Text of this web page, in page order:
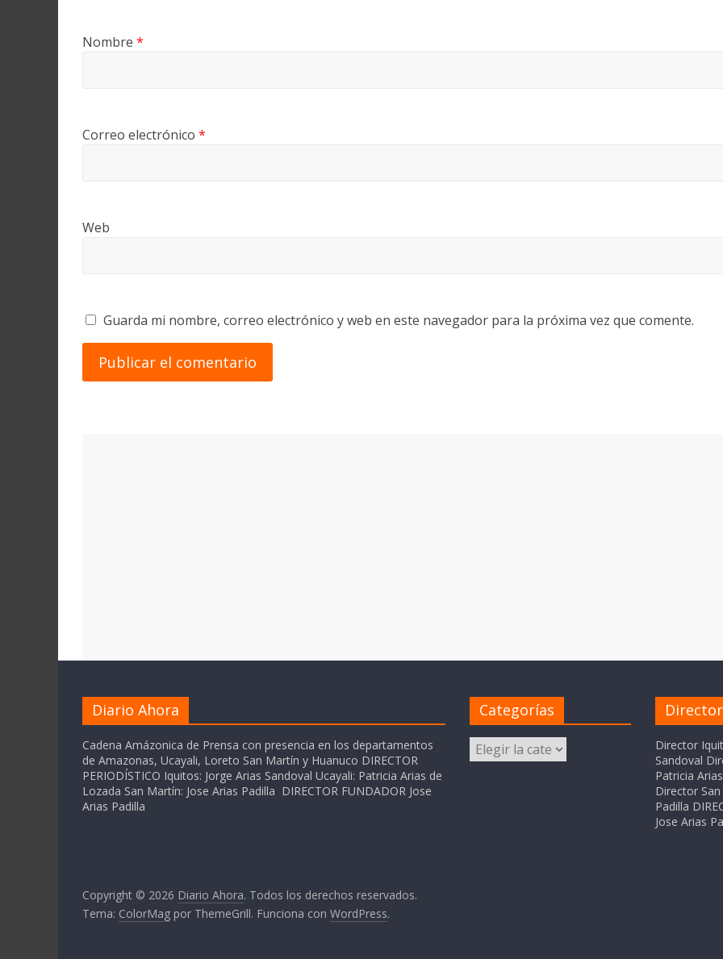
Nombre *
Correo electrónico *
Web
Guarda mi nombre, correo electrónico y web en este navegador para la próxima vez que comente.
Diario Ahora
Cadena Amázonica de Prensa con presencia en los departamentos
de Amazonas, Ucayali, Loreto San Martín y Huanuco DIRECTOR
PERIODÍSTICO Iquitos: Jorge Arias Sandoval Ucayali: Patricia Arias de
Lozada San Martín: Jose Arias Padilla DIRECTOR FUNDADOR Jose
Arias Padilla
Categorías
Categorías
Director
Sandoval
Patricia
Director
Padilla
Jose Arias
Copyright © 2026 Diario Ahora. Todos los derechos reservados.
Tema: ColorMag por ThemeGrill. Funciona con WordPress.